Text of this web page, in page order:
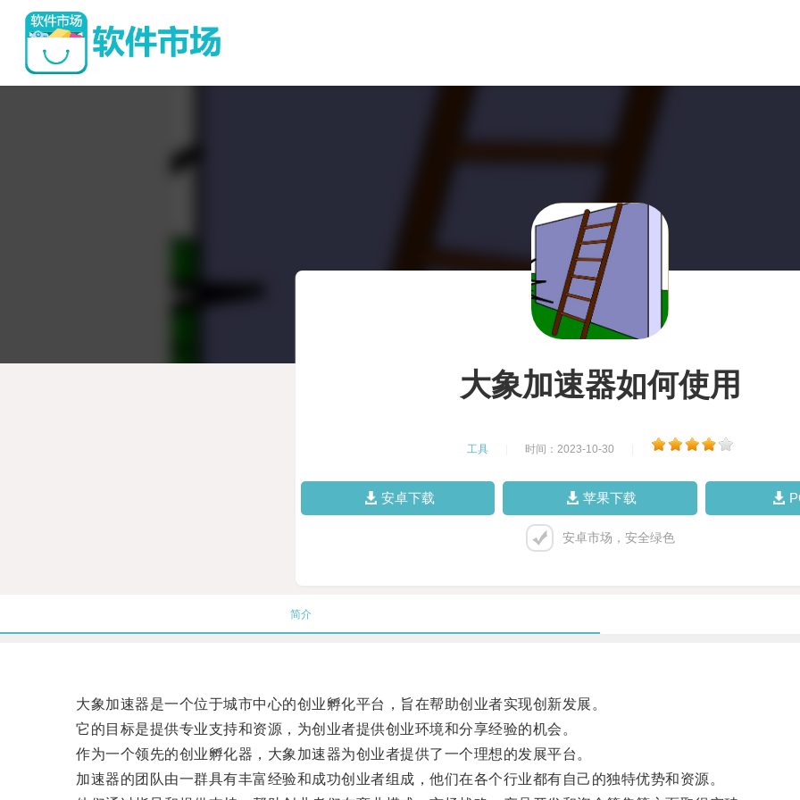
大象加速器如何使用
工具 时间：2023-10-30
安卓下载 苹果下载
安卓市场，安全绿色
简介
大象加速器是一个位于城市中心的创业孵化平台，旨在帮助创业者实现创新发展。
它的目标是提供专业支持和资源，为创业者提供创业环境和分享经验的机会。
作为一个领先的创业孵化器，大象加速器为创业者提供了一个理想的发展平台。
加速器的团队由一群具有丰富经验和成功创业者组成，他们在各个行业都有自己的独特优势和资源。